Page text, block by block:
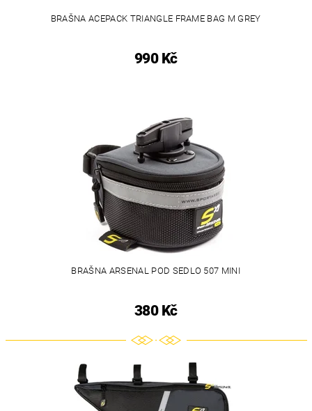
BRAŠNA ACEPACK TRIANGLE FRAME BAG M GREY
990 Kč
BRAŠNA ARSENAL POD SEDLO 507 MINI
380 Kč